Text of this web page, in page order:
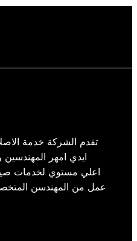
تقدم الشركة خدمة
ايدي امهر
اعلي مستوي لخدمات
عمل من المهندسن